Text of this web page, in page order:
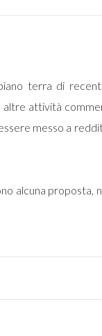
terra di
attività
messo a
alcuna proposta,